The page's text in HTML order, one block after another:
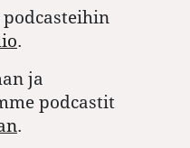
.
ja
podcastit
.